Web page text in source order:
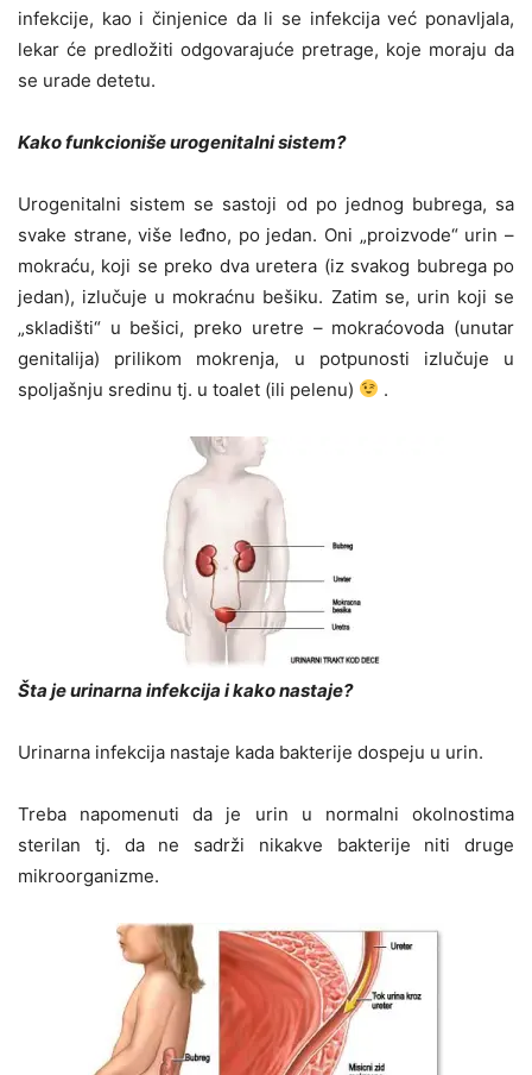
infekcije, kao i činjenice da li se infekcija već ponavljala,
lekar će predložiti odgovarajuće pretrage, koje moraju da
se urade detetu.
Kako funkcioniše urogenitalni sistem?
Urogenitalni sistem se sastoji od po jednog bubrega, sa
svake strane, više leđno, po jedan. Oni „proizvode“ urin –
mokraću, koji se preko dva uretera (iz svakog bubrega po
jedan), izlučuje u mokraćnu bešiku. Zatim se, urin koji se
„skladišti“ u bešici, preko uretre – mokraćovoda (unutar
genitalija) prilikom mokrenja, u potpunosti izlučuje u
spoljašnju sredinu tj. u toalet (ili pelenu)
.
Šta je urinarna infekcija i kako nastaje?
Urinarna infekcija nastaje kada bakterije dospeju u urin.
Treba napomenuti da je urin u normalni okolnostima
sterilan tj. da ne sadrži nikakve bakterije niti druge
mikroorganizme.